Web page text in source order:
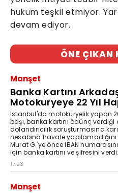
hüküm teşkil etmiyor.
devam ediyor.
ÖNE ÇIKAN
Manşet
Banka Kartını
Motokuryeye 22 Yıl
İstanbul'da motokuryelik yapan
başı, banka kartını ödünç
dolandırıcılık soruşturmasına
hesabına havale
Murat G.'ye önce IBAN
için banka kartını ve şifresini verdi.
17:23
Manşet